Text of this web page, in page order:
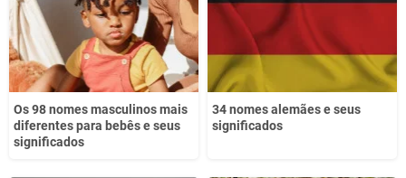
Outro
Os 98 nomes masculinos mais
diferentes para bebês e seus
significados
34 nomes alemães e seus
significados